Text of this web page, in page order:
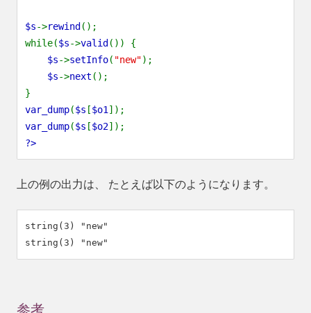
$s->rewind ();
while($s->valid ()) {
$s->setInfo( "new");
$s->next ();
}
var_dump($s [$o1 ]);
var_dump($s [$o2]);
?>
上の例の出力は、 たとえば以下のようになります。
string(3) "new"
参考